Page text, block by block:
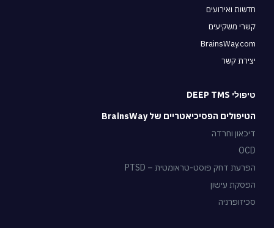
חדשות ואירועים
קשרי משקיעים
BrainsWay.com
יצירת קשר
טיפולי DEEP TMS
הטיפולים הפסיכיאטריים של BrainsWay
דיכאון וחרדה
OCD
הפרעת דחק פוסט-טראומטית – PTSD
הפסקת עישון
סכיזופרניה